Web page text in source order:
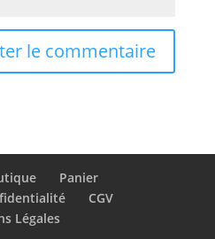
Panier
CGV
Légales